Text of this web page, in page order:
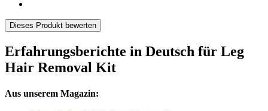
Dieses Produkt bewerten
Erfahrungsberichte in Deutsch für Leg
Hair Removal Kit
Aus unserem Magazin: